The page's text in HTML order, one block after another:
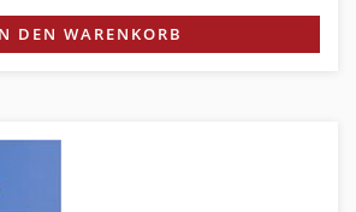
DEN WARENKORB